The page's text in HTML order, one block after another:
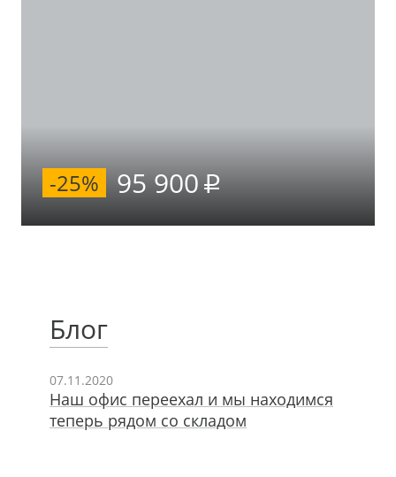
-25% 95 900
Блог
07.11.2020
Наш офис переехал и мы находимся
теперь рядом со складом